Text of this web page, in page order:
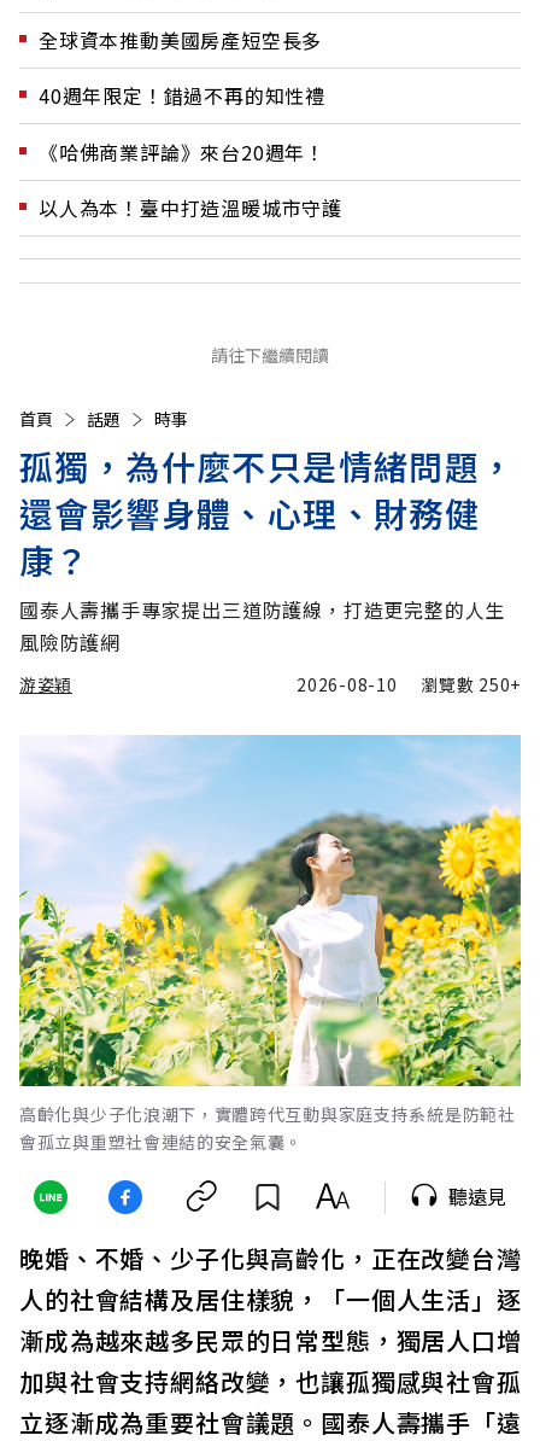
全球資本推動美國房產短空長多
40週年限定！錯過不再的知性禮
《哈佛商業評論》來台20週年！
以人為本！臺中打造溫暖城市守護
請往下繼續閱讀
首頁 話題 時事
孤獨，為什麼不只是情緒問題，
還會影響身體、心理、財務健
康？
國泰人壽攜手專家提出三道防護線，打造更完整的人生
風險防護網
游姿穎 2026-08-10 瀏覽數 250+
高齡化與少子化浪潮下，實體跨代互動與家庭支持系統是防範社
會孤立與重塑社會連結的安全氣囊。
聽遠見
晚婚、不婚、少子化與高齡化，正在改變台灣
人的社會結構及居住樣貌，「一個人生活」逐
漸成為越來越多民眾的日常型態，獨居人口增
加與社會支持網絡改變，也讓孤獨感與社會孤
立逐漸成為重要社會議題。國泰人壽攜手「遠